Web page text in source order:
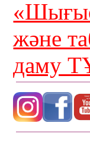
және
даму